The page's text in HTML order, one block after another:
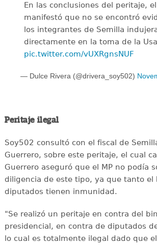
En las conclusiones del peritaje,
manifestó que no se encontró
los integrantes de Semilla
directamente en la toma de la
pic.twitter.com/vUXRgnsNUF
— Dulce Rivera (@drivera_soy502)
Peritaje ilegal
Soy502 consultó con el fiscal de
Guerrero, sobre este peritaje, el cual
Guerrero aseguró que el MP no podía
diligencia de este tipo, ya que tanto el
diputados tienen inmunidad.
"Se realizó un peritaje en contra del
presidencial, en contra de diputados
lo cual es totalmente ilegal dado que